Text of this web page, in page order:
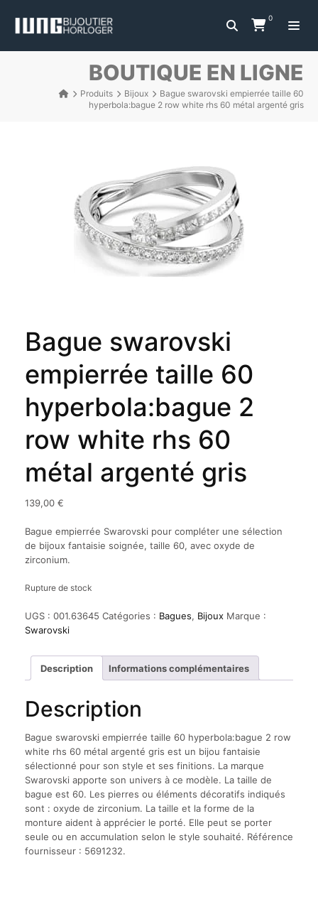
0
BOUTIQUE EN LIGNE
Produits Bijoux
Bague swarovski empierrée taille 60
hyperbola:bague 2 row white rhs 60 métal argenté gris
Bague swarovski
empierrée taille 60
hyperbola:bague 2
row white rhs 60
métal argenté gris
139,00 €
Bague empierrée Swarovski pour compléter une sélection
de bijoux fantaisie soignée, taille 60, avec oxyde de
zirconium.
Rupture de stock
UGS : 001.63645 Catégories : Bagues, Bijoux Marque :
Swarovski
Description Informations complémentaires
Description
Bague swarovski empierrée taille 60 hyperbola:bague 2 row
white rhs 60 métal argenté gris est un bijou fantaisie
sélectionné pour son style et ses finitions. La marque
Swarovski apporte son univers à ce modèle. La taille de
bague est 60. Les pierres ou éléments décoratifs indiqués
sont : oxyde de zirconium. La taille et la forme de la
monture aident à apprécier le porté. Elle peut se porter
seule ou en accumulation selon le style souhaité. Référence
fournisseur : 5691232.